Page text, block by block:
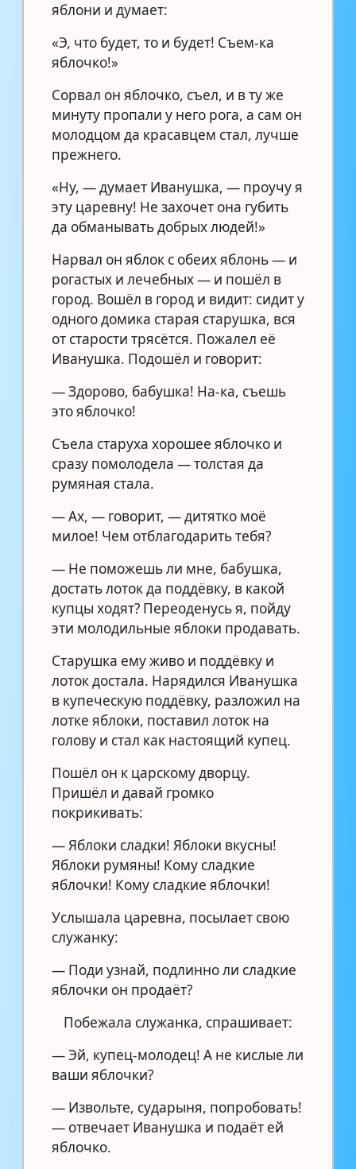
яблони и думает:
«Э, что будет, то и будет! Съем-ка
яблочко!»
Сорвал он яблочко, съел, и в ту же
минуту пропали у него рога, а сам он
молодцом да красавцем стал, лучше
прежнего.
«Ну, — думает Иванушка, — проучу я
эту царевну! Не захочет она губить
да обманывать добрых людей!»
Нарвал он яблок с обеих яблонь — и
рогастых и лечебных — и пошёл в
город. Вошёл в город и видит: сидит у
одного домика старая старушка, вся
от старости трясётся. Пожалел её
Иванушка. Подошёл и говорит:
— Здорово, бабушка! На-ка, съешь
это яблочко!
Съела старуха хорошее яблочко и
сразу помолодела — толстая да
румяная стала.
— Ах, — говорит, — дитятко моё
милое! Чем отблагодарить тебя?
— Не поможешь ли мне, бабушка,
достать лоток да поддёвку, в какой
купцы ходят? Переоденусь я, пойду
эти молодильные яблоки продавать.
Старушка ему живо и поддёвку и
лоток достала. Нарядился Иванушка
в купеческую поддёвку, разложил на
лотке яблоки, поставил лоток на
голову и стал как настоящий купец.
Пошёл он к царскому дворцу.
Пришёл и давай громко
покрикивать:
— Яблоки сладки! Яблоки вкусны!
Яблоки румяны! Кому сладкие
яблочки! Кому сладкие яблочки!
Услышала царевна, посылает свою
служанку:
— Поди узнай, подлинно ли сладкие
яблочки он продаёт?
Побежала служанка, спрашивает:
— Эй, купец-молодец! А не кислые ли
ваши яблочки?
— Извольте, сударыня, попробовать!
— отвечает Иванушка и подаёт ей
яблочко.